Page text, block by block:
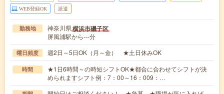
WEB登録OK 派遣
勤務地 神奈川県横浜市磯子区
屏風浦駅から---分
曜日頻度 週2日～5日OK（月～金） ★土日休みOK
時間
★1日6時間～の時短シフトOK★都合に合わせてシフトが決
められますシフト例：7：00～16：009：…